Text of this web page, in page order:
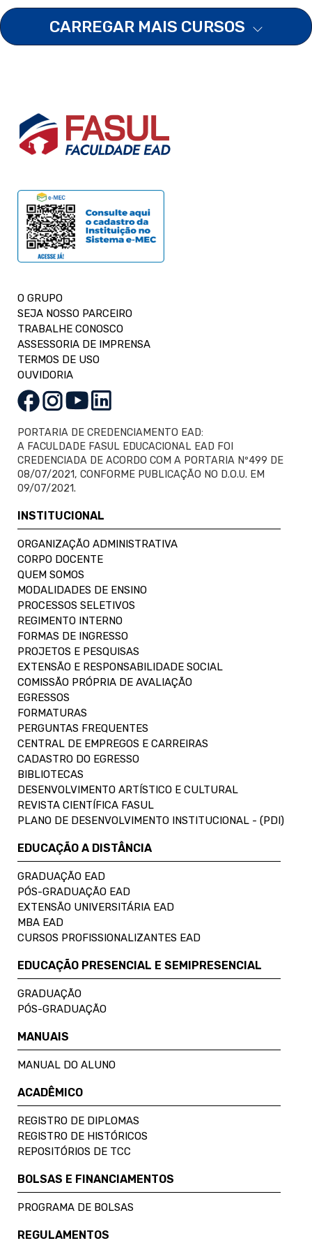
CARREGAR MAIS CURSOS
O GRUPO
SEJA NOSSO PARCEIRO
TRABALHE CONOSCO
ASSESSORIA DE IMPRENSA
TERMOS DE USO
OUVIDORIA
PORTARIA DE CREDENCIAMENTO EAD:
A FACULDADE FASUL EDUCACIONAL EAD FOI
CREDENCIADA DE ACORDO COM A PORTARIA Nº499 DE
08/07/2021, CONFORME PUBLICAÇÃO NO D.O.U. EM
09/07/2021.
INSTITUCIONAL
ORGANIZAÇÃO ADMINISTRATIVA
CORPO DOCENTE
QUEM SOMOS
MODALIDADES DE ENSINO
PROCESSOS SELETIVOS
REGIMENTO INTERNO
FORMAS DE INGRESSO
PROJETOS E PESQUISAS
EXTENSÃO E RESPONSABILIDADE SOCIAL
COMISSÃO PRÓPRIA DE AVALIAÇÃO
EGRESSOS
FORMATURAS
PERGUNTAS FREQUENTES
CENTRAL DE EMPREGOS E CARREIRAS
CADASTRO DO EGRESSO
BIBLIOTECAS
DESENVOLVIMENTO ARTÍSTICO E CULTURAL
REVISTA CIENTÍFICA FASUL
PLANO DE DESENVOLVIMENTO INSTITUCIONAL - (PDI)
EDUCAÇÃO A DISTÂNCIA
GRADUAÇÃO EAD
PÓS-GRADUAÇÃO EAD
EXTENSÃO UNIVERSITÁRIA EAD
MBA EAD
CURSOS PROFISSIONALIZANTES EAD
EDUCAÇÃO PRESENCIAL E SEMIPRESENCIAL
GRADUAÇÃO
PÓS-GRADUAÇÃO
MANUAIS
MANUAL DO ALUNO
ACADÊMICO
REGISTRO DE DIPLOMAS
REGISTRO DE HISTÓRICOS
REPOSITÓRIOS DE TCC
BOLSAS E FINANCIAMENTOS
PROGRAMA DE BOLSAS
REGULAMENTOS